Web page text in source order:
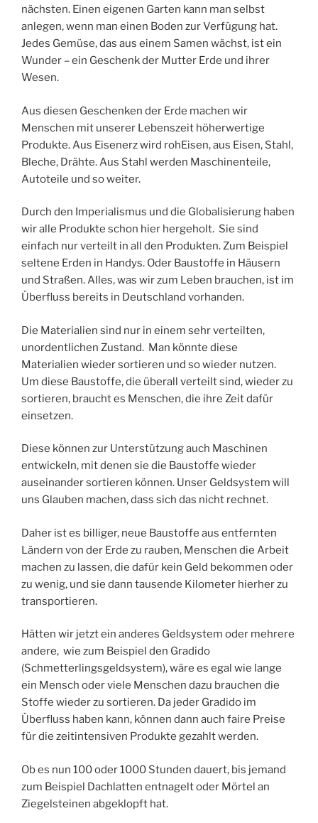
nächsten. Einen eigenen Garten kann man selbst
anlegen, wenn man einen Boden zur Verfügung hat.
Jedes Gemüse, das aus einem Samen wächst, ist ein
Wunder – ein Geschenk der Mutter Erde und ihrer
Wesen.
Aus diesen Geschenken der Erde machen wir
Menschen mit unserer Lebenszeit höherwertige
Produkte. Aus Eisenerz wird rohEisen, aus Eisen, Stahl,
Bleche, Drähte. Aus Stahl werden Maschinenteile,
Autoteile und so weiter.
Durch den Imperialismus und die Globalisierung haben
wir alle Produkte schon hier hergeholt. Sie sind
einfach nur verteilt in all den Produkten. Zum Beispiel
seltene Erden in Handys. Oder Baustoffe in Häusern
und Straßen. Alles, was wir zum Leben brauchen, ist im
Überfluss bereits in Deutschland vorhanden.
Die Materialien sind nur in einem sehr verteilten,
unordentlichen Zustand. Man könnte diese
Materialien wieder sortieren und so wieder nutzen.
Um diese Baustoffe, die überall verteilt sind, wieder zu
sortieren, braucht es Menschen, die ihre Zeit dafür
einsetzen.
Diese können zur Unterstützung auch Maschinen
entwickeln, mit denen sie die Baustoffe wieder
auseinander sortieren können. Unser Geldsystem will
uns Glauben machen, dass sich das nicht rechnet.
Daher ist es billiger, neue Baustoffe aus entfernten
Ländern von der Erde zu rauben, Menschen die Arbeit
machen zu lassen, die dafür kein Geld bekommen oder
zu wenig, und sie dann tausende Kilometer hierher zu
transportieren.
Hätten wir jetzt ein anderes Geldsystem oder mehrere
andere, wie zum Beispiel den Gradido
(Schmetterlingsgeldsystem), wäre es egal wie lange
ein Mensch oder viele Menschen dazu brauchen die
Stoffe wieder zu sortieren. Da jeder Gradido im
Überfluss haben kann, können dann auch faire Preise
für die zeitintensiven Produkte gezahlt werden.
Ob es nun 100 oder 1000 Stunden dauert, bis jemand
zum Beispiel Dachlatten entnagelt oder Mörtel an
Ziegelsteinen abgeklopft hat.